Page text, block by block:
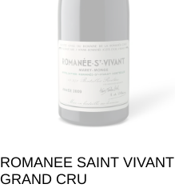
ROMANEE SAINT VIVANT
GRAND CRU